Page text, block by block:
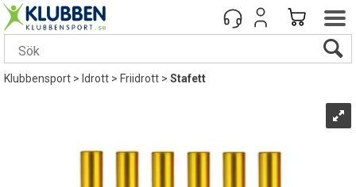
Klubbensport> Idrott>Friidrott>Stafett